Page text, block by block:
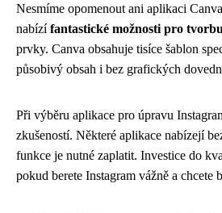
Nesmíme opomenout ani aplikaci
nabízífantastické možnosti pro
prvky. Canva obsahuje tisíce šablon
působivý obsah i bez grafických
Při výběru aplikace pro úpravu
zkušeností. Některé aplikace nabízejí
funkce je nutné zaplatit. Investice do
pokud berete Instagram vážně a